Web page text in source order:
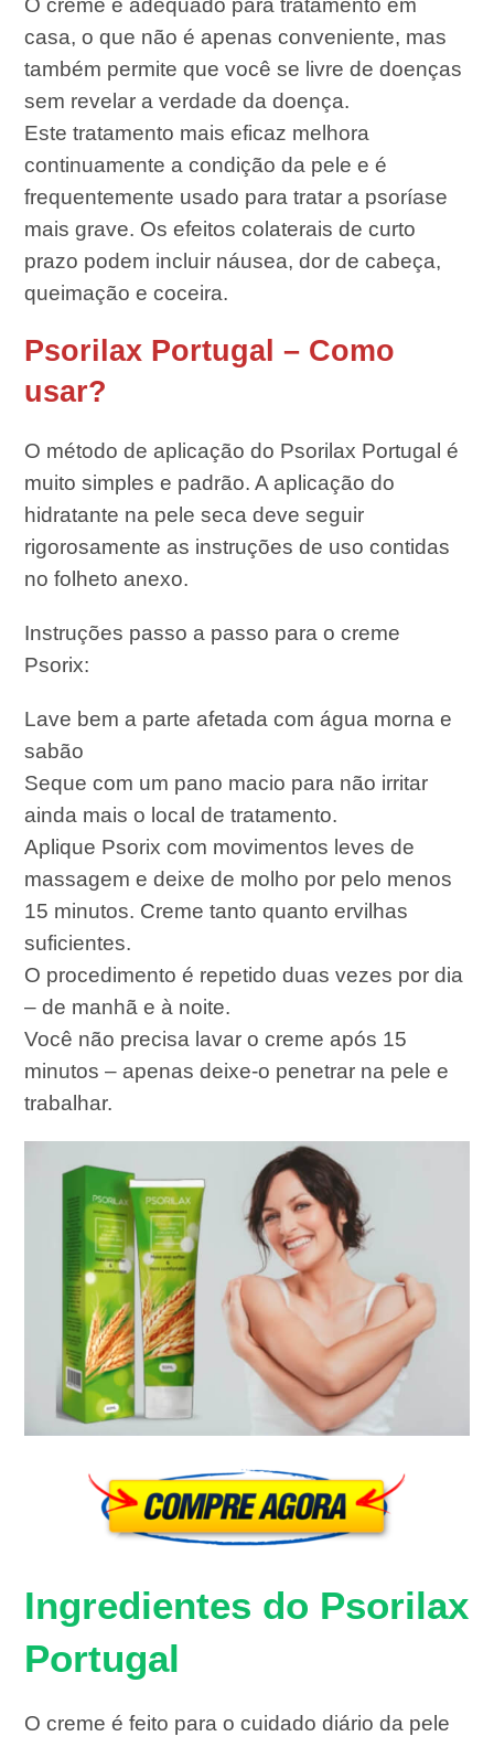
O creme é adequado para tratamento em
casa, o que não é apenas conveniente, mas
também permite que você se livre de doenças
sem revelar a verdade da doença.
Este tratamento mais eficaz melhora
continuamente a condição da pele e é
frequentemente usado para tratar a psoríase
mais grave. Os efeitos colaterais de curto
prazo podem incluir náusea, dor de cabeça,
queimação e coceira.
Psorilax Portugal – Como
usar?
O método de aplicação do Psorilax Portugal é
muito simples e padrão. A aplicação do
hidratante na pele seca deve seguir
rigorosamente as instruções de uso contidas
no folheto anexo.
Instruções passo a passo para o creme
Psorix:
Lave bem a parte afetada com água morna e
sabão
Seque com um pano macio para não irritar
ainda mais o local de tratamento.
Aplique Psorix com movimentos leves de
massagem e deixe de molho por pelo menos
15 minutos. Creme tanto quanto ervilhas
suficientes.
O procedimento é repetido duas vezes por dia
– de manhã e à noite.
Você não precisa lavar o creme após 15
minutos – apenas deixe-o penetrar na pele e
trabalhar.
Ingredientes do Psorilax
Portugal
O creme é feito para o cuidado diário da pele